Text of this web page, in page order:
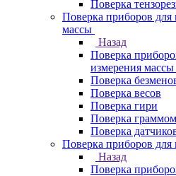
Поверка
Поверка приборов
массы
Назад
Поверка
измерения массы
Поверка
Поверка весов
Поверка гири
Поверка
Поверка
Поверка приборов для
Назад
Поверка